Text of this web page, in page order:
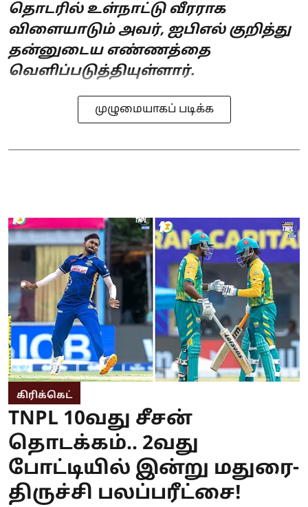
தொடரில் உள்நாட்டு வீரராக
விளையாடும் அவர், ஐபிஎல் குறித்து
தன்னுடைய எண்ணத்தை
வெளிப்படுத்தியுள்ளார்.
முழுமையாகப் படிக்க
கிரிக்கெட்
TNPL 10வது சீசன்
தொடக்கம்.. 2வது
போட்டியில் இன்று மதுரை-
திருச்சி பலப்பரீட்சை!